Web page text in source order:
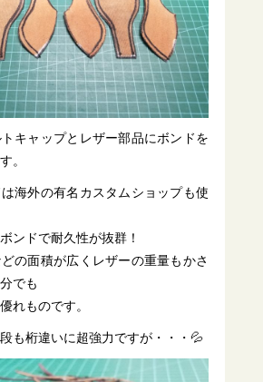
キャップとレザー部品にボンドを
。
海外の有名カスタムショップも使
ンドで耐久性が抜群！
の面積が広くレザーの重量もかさ
でも
れものです。
も桁違いに超強力ですが・・・💦